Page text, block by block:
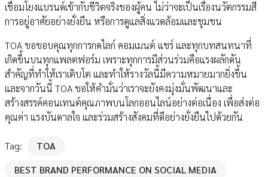
เชื่อมโยงแบรนด์เข้ากับชีวิตจริงของผู้คน ไม่ว่าจะเป็นเรื่องนวัตกรรมสี
การอยู่อาศัยอย่างยั่งยืน หรือการดูแลสิ่งแวดล้อมและชุมชน
TOA ขอขอบคุณทุกการกดไลก์ คอมเมนต์ แชร์ และทุกบทสนทนาที่
เกิดขึ้นบนทุกแพลตฟอร์ม เพราะทุกการมีส่วนร่วมคือแรงผลักดัน
สำคัญที่ทำให้เราเติบโต และทำให้รางวัลนี้มีความหมายมากยิ่งขึ้น
และจากวันนี้ TOA ขอให้คำมั่นว่าเราจะยังคงมุ่งมั่นพัฒนาและ
สร้างสรรค์คอนเทนต์คุณภาพบนโลกออนไลน์อย่างต่อเนื่อง เพื่อส่งต่อ
คุณค่า แรงบันดาลใจ และร่วมสร้างสังคมที่ดีอย่างยั่งยืนไปด้วยกัน
Tag:
TOA
BEST BRAND PERFORMANCE ON SOCIAL MEDIA